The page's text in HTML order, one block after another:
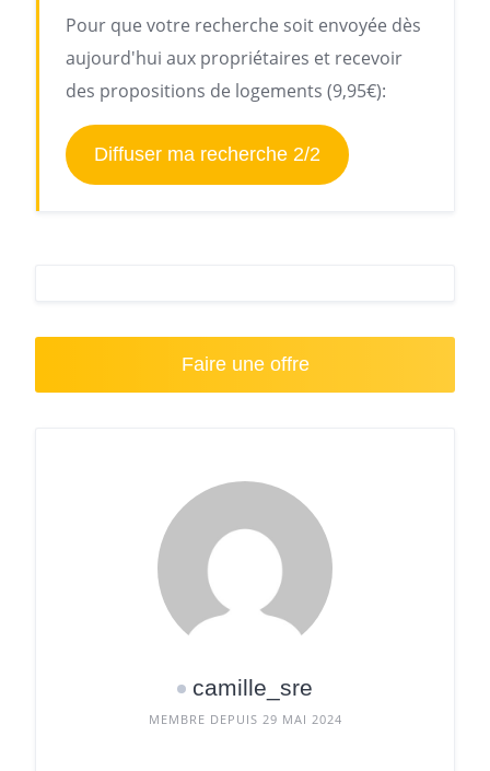
Pour que votre recherche soit envoyée dès
aujourd'hui aux propriétaires et recevoir
des propositions de logements (9,95€):
Diffuser ma recherche 2/2
Faire une offre
camille_sre
MEMBRE DEPUIS 29 MAI 2024